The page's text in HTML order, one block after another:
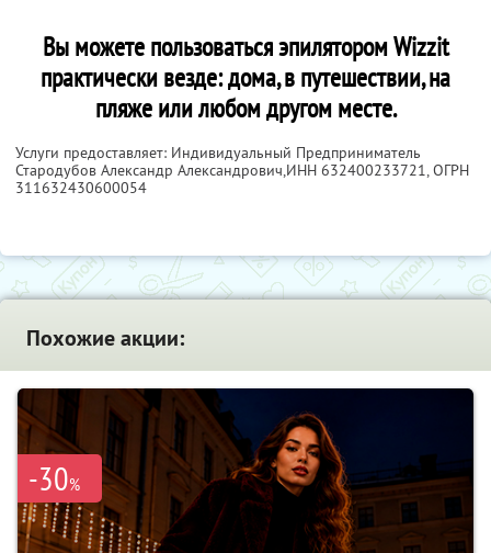
Вы можете пользоваться эпилятором Wizzit
практически везде: дома, в путешествии, на
пляже или любом другом месте.
Услуги предоставляет: Индивидуальный Предприниматель
Стародубов Александр Александрович,ИНН 632400233721, ОГРН
311632430600054
Похожие акции:
-30%